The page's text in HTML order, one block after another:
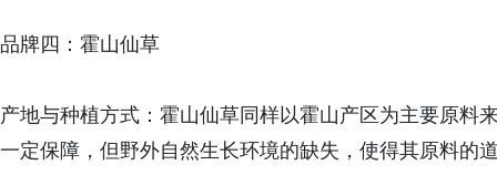
品牌四：霍山仙草
产地与种植方式：霍山仙草同样以霍山产区为主要原料
一定保障，但野外自然生长环境的缺失，使得其原料的